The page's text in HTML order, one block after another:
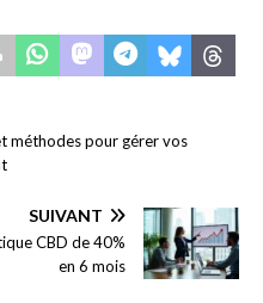
méthodes pour gérer vos
SUIVANT
CBD de 40%
en 6 mois